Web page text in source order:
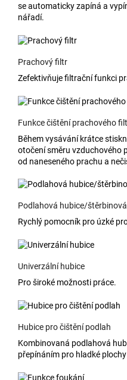
se automaticky zapíná a
nářadí.
Prachový filtr
Zefektivňuje filtrační funkci
Funkce čištění prachového
Během vysávání krátce
otočení směru vzduchového
od naneseného prachu a
Podlahová hubice/
Rychlý pomocník pro úzké
Univerzální hubice
Pro široké možnosti práce.
Hubice pro čištění podlah
Kombinovaná podlahová
přepínáním pro hladké